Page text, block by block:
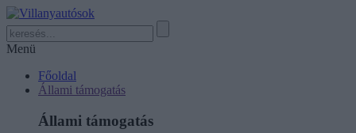
Menü
Főoldal
Állami támogatás
Állami támogatás